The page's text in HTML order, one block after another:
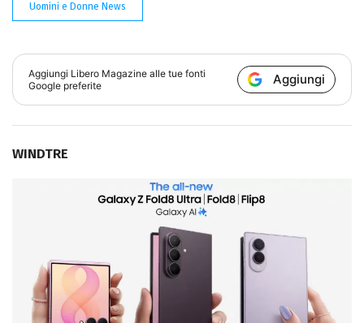
Uomini e Donne News
Aggiungi Libero Magazine alle tue fonti
Google preferite
Aggiungi
WINDTRE